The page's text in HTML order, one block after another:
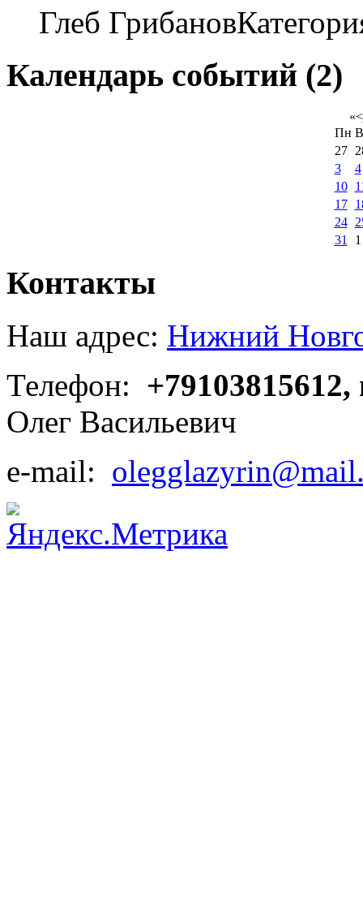
Глеб
Календарь событий (2)
«<
Пн
27
3
4
10
17
24
31
1
Контакты
Наш адрес: Нижний
Телефон:
Олег Васильевич
e-mail: